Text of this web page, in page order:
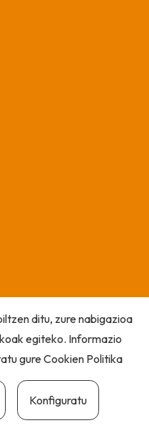
ditu, zure nabigazioa
egiteko. Informazio
gureCookien Politika
Konfiguratu